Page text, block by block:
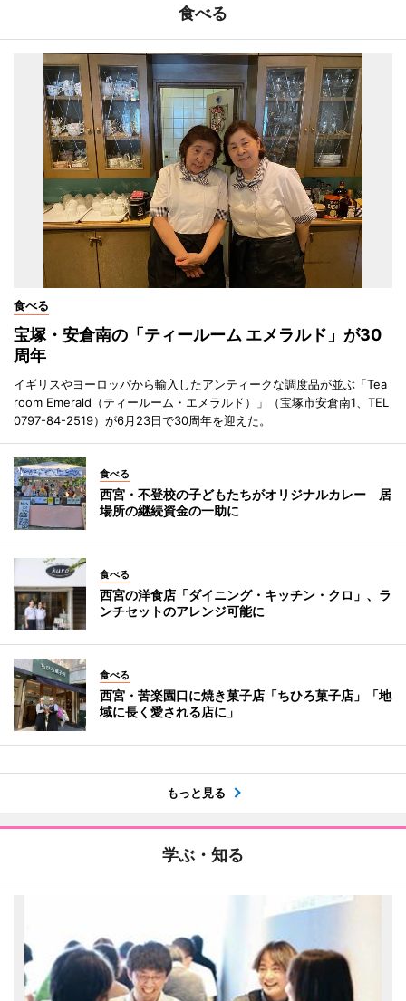
食べる
食べる
宝塚・安倉南の「ティールーム エメラルド」が30
周年
イギリスやヨーロッパから輸入したアンティークな調度品が並ぶ「Tea
room Emerald（ティールーム・エメラルド）」（宝塚市安倉南1、TEL
0797-84-2519）が6月23日で30周年を迎えた。
食べる
西宮・不登校の子どもたちがオリジナルカレー 居
場所の継続資金の一助に
食べる
西宮の洋食店「ダイニング・キッチン・クロ」、ラ
ンチセットのアレンジ可能に
食べる
西宮・苦楽園口に焼き菓子店「ちひろ菓子店」「地
域に長く愛される店に」
もっと見る
学ぶ・知る